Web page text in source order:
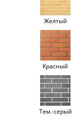
Желтый
Красный
Тем.-серый